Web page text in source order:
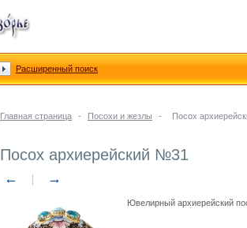
Главная страница - Посохи и жезлы - Посох
Посох архиерейский №31
← →
Ювелирный архиерейский
Расширенный поиск